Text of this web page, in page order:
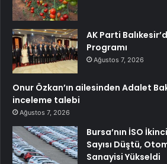
AK Parti
Programı
Ağustos 7, 2026
Onur Özkan’ın ailesinden Adalet
inceleme talebi
Ağustos 7, 2026
Bursa’nın İSO
Sayısı Düştü,
Sanayisi Yükseldi